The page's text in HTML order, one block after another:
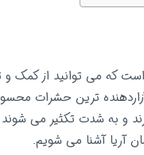
که می توانید از کمک و
آزاردهنده ترین حشرات
و به شدت تکثیر می
آریا آشنا می شویم.